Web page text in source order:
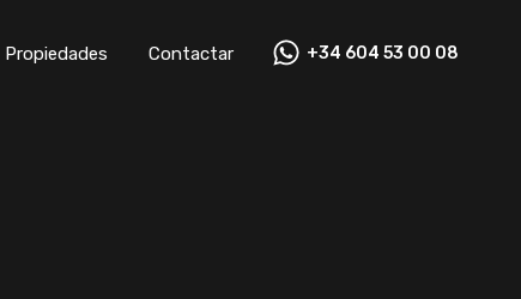
Propiedades Contactar +34 604 53 00 08
Propiedades Contactar +34 604 53 00 08